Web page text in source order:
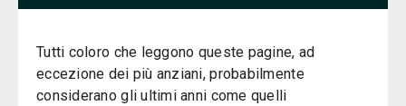
Tutti coloro che leggono queste pagine, ad
eccezione dei più anziani, probabilmente
considerano gli ultimi anni come quelli